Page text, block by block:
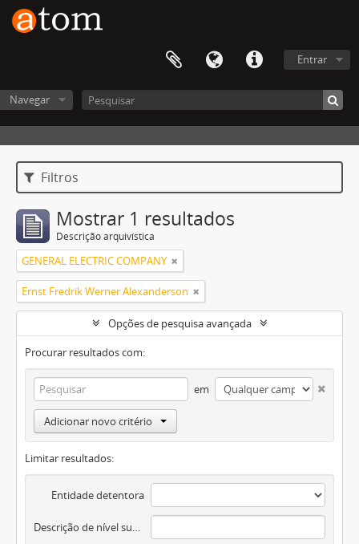
Entrar
Navegar
Filtros
Mostrar 1 resultados
Descrição arquivística
GENERAL ELECTRIC COMPANY
Ernst Fredrik Werner Alexanderson
Opções de pesquisa avançada
Procurar resultados com:
em
Adicionar novo critério
Limitar resultados:
Entidade detentora
Descrição de nível superior